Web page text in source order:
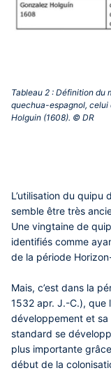
Tableau 2 : Définition du
quechua-espagnol, celui
Holguin (1608). © DR‎
L’utilisation du quipu
semble être très
Une vingtaine de
identifiés comme
de la période
Mais, c’est dans la
1532 apr. J.-C.), que
développement et sa
standard se
plus importante
début de la